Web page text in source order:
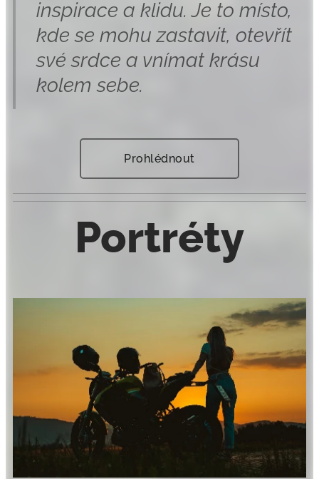
inspirace a klidu. Je to místo,
kde se mohu zastavit, otevřít
své srdce a vnímat krásu
kolem sebe.
Prohlédnout
Portréty